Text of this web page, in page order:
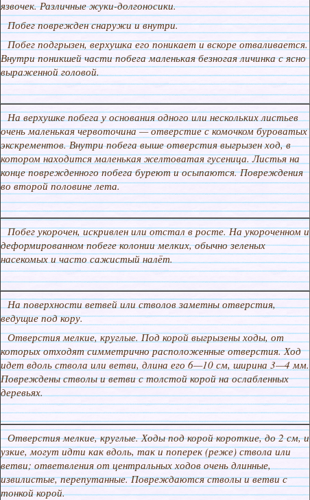
язвочек. Различные жуки-долгоносики.
Побег поврежден снаружи и внутри.
Побег подгрызен, верхушка его поникает и вскоре отваливается.
Внутри поникшей части побега маленькая безногая личинка с ясно
выраженной головой.
На верхушке побега у основания одного или нескольких листьев
очень маленькая червоточина — отверстие с комочком буроватых
экскрементов. Внутри побега выше отверстия выгрызен ход, в
котором находится маленькая желтоватая гусеница. Листья на
конце поврежденного побега буреют и осыпаются. Повреждения
во второй половине лета.
Побег укорочен, искривлен или отстал в росте. На укороченном и
деформированном побеге колонии мелких, обычно зеленых
насекомых и часто сажистый налёт.
На поверхности ветвей или стволов заметны отверстия,
ведущие под кору.
Отверстия мелкие, круглые. Под корой выгрызены ходы, от
которых отходят симметрично расположенные отверстия. Ход
идет вдоль ствола или ветви, длина его 6—10 см, ширина 3—4 мм.
Повреждены стволы и ветви с толстой корой на ослабленных
деревьях.
Отверстия мелкие, круглые. Ходы под корой короткие, до 2 см, и
узкие, могут идти как вдоль, так и поперек (реже) ствола или
ветви; ответвления от центральных ходов очень длинные,
извилистые, перепутанные. Повреждаются стволы и ветви с
тонкой корой.